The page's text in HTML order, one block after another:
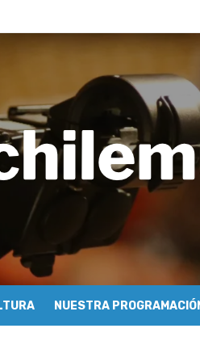
04: Nabi Saleh – Rafael
proyectan festivales y
y floricultura con María Lina
inician la construcción participativa
a sus finalistas en su segunda
03: lessons on flight – Cecilia
celebra 50 años de carrera en
frontal en Pichilemu junto al alcalde
suscriben convenio para
NUESTRA